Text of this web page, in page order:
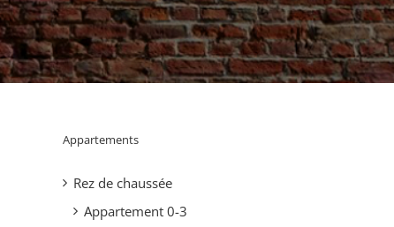
Appartements
Rez de chaussée
Appartement 0-3